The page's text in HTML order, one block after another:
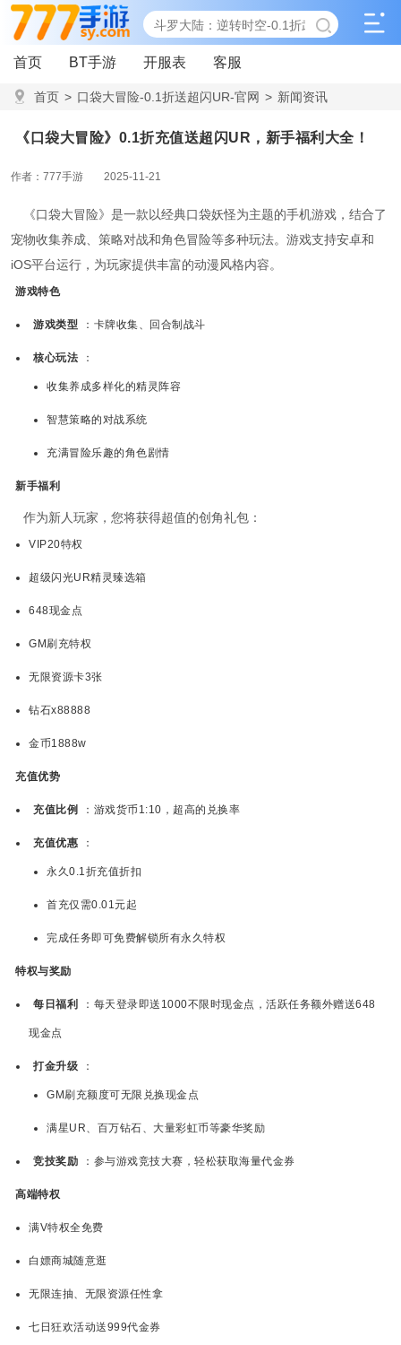
首页 BT手游 开服表 客服
首页 > 口袋大冒险-0.1折送超闪UR-官网 > 新闻资讯
《口袋大冒险》0.1折充值送超闪UR，新手福利大全！
作者：777手游 2025-11-21
《口袋大冒险》是一款以经典口袋妖怪为主题的手机游戏，结合了
宠物收集养成、策略对战和角色冒险等多种玩法。游戏支持安卓和
iOS平台运行，为玩家提供丰富的动漫风格内容。
游戏特色
游戏类型 ：卡牌收集、回合制战斗
核心玩法 ：
收集养成多样化的精灵阵容
智慧策略的对战系统
充满冒险乐趣的角色剧情
新手福利
作为新人玩家，您将获得超值的创角礼包：
VIP20特权
超级闪光UR精灵臻选箱
648现金点
GM刷充特权
无限资源卡3张
钻石x88888
金币1888w
充值优势
充值比例 ：游戏货币1:10，超高的兑换率
充值优惠 ：
永久0.1折充值折扣
首充仅需0.01元起
完成任务即可免费解锁所有永久特权
特权与奖励
每日福利 ：每天登录即送1000不限时现金点，活跃任务额外赠送648
现金点
打金升级 ：
GM刷充额度可无限兑换现金点
满星UR、百万钻石、大量彩虹币等豪华奖励
竞技奖励 ：参与游戏竞技大赛，轻松获取海量代金券
高端特权
满V特权全免费
白嫖商城随意逛
无限连抽、无限资源任性拿
七日狂欢活动送999代金券